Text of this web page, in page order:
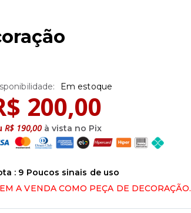
200,00
R$ 190,00 à vista no Pix
Em estoque
: 9 Poucos sinais de uso
A VENDA COMO PEÇA DE DECORAÇÃO.